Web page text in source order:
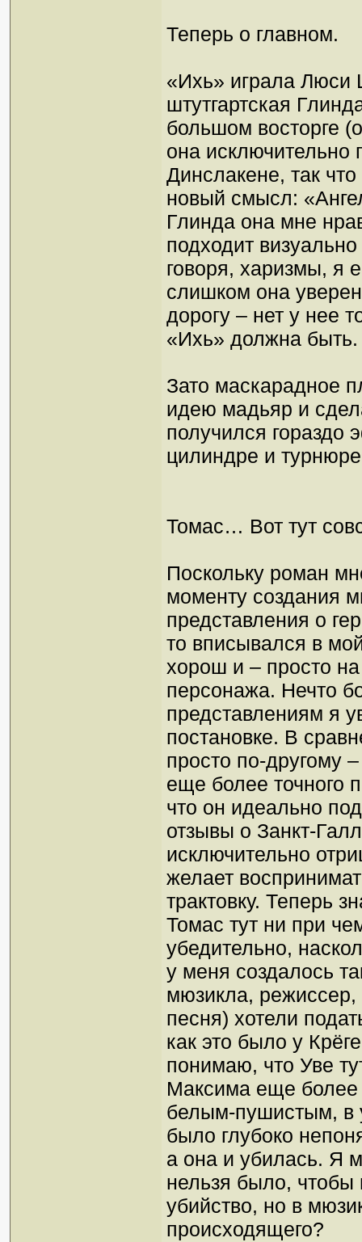
Теперь о главном.
«Ихь» играла Люси
штутгартская
большом восторге
она исключительно
Динслакене, так
новый смысл:
Глинда она мне
подходит
говоря, харизмы, я
слишком она
дорогу – нет у нее
«Ихь» должна
Зато маскарадное
идею мадьяр и
получился гораздо
цилиндре и
Томас… Вот тут
Поскольку роман
моменту создания
представления о
то вписывался в
хорош и – просто
персонажа. Нечто
представлениям я
постановке. В
просто по-другому
еще более точного
что он идеально
отзывы о Занкт-
исключительно
желает
трактовку. Теперь
Томас тут ни при
убедительно,
у меня создалось
мюзикла, режиссер,
песня) хотели
как это было у
понимаю, что Уве
Максима еще
белым-пушистым, в
было глубоко
а она и убилась. Я
нельзя было,
убийство, но в
происходящего?